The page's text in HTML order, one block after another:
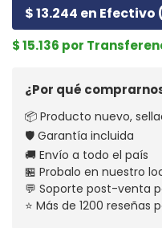
$ 13.244 en
$ 15.136 por
¿Por qué
📦 Producto nuevo,
🛡️ Garantía incluida
🚚 Envío a todo el país
🏪 Probalo en nuestro
💬 Soporte post-venta
⭐ Más de 1200 reseñas